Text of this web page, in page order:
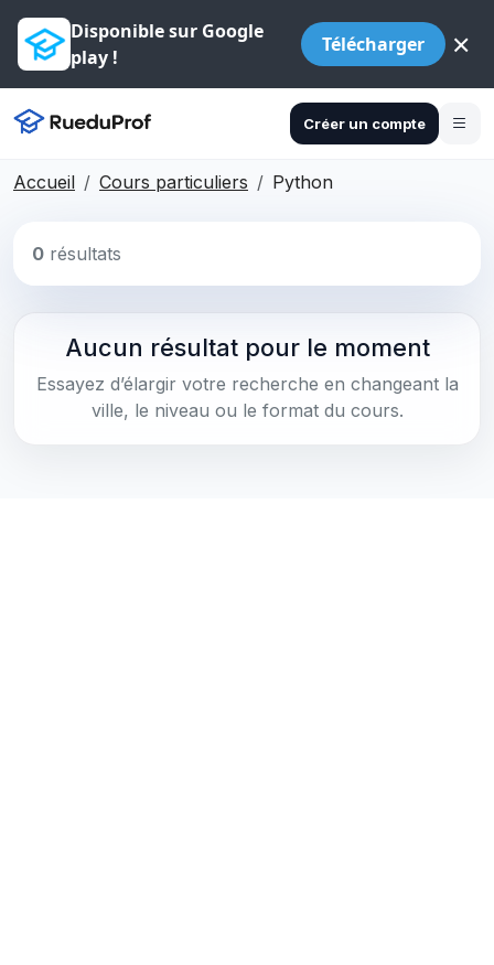
Disponible sur Google
play !
Télécharger ×
Créer un compte
Accueil Cours particuliers Python
0 résultats
Aucun résultat pour le moment
Essayez d’élargir votre recherche en changeant la
ville, le niveau ou le format du cours.